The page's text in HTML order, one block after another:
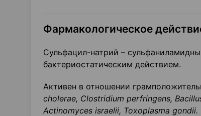
Фармакологическое
Сульфацил-натрий –
бактериостатическим действием.
Активен в отношении
cholerae, Clostridium perfringens,
Actinomyces israelii, Toxoplasma gondii.